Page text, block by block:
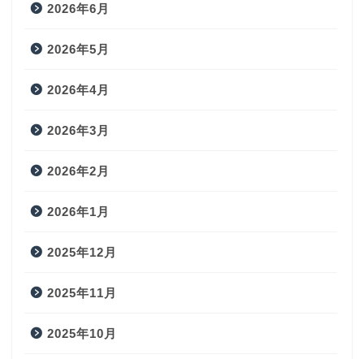
2026年6月
2026年5月
2026年4月
2026年3月
2026年2月
2026年1月
2025年12月
2025年11月
2025年10月